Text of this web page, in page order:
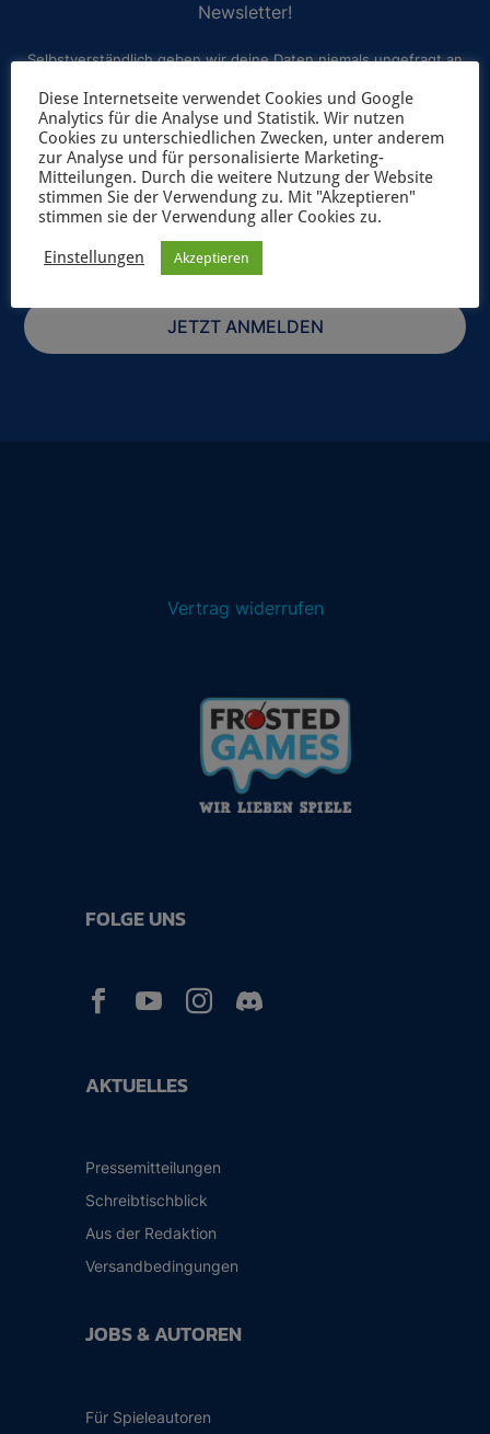
Newsletter!
Selbstverständlich geben wir deine Daten niemals ungefragt an
Dritte weiter. Weitere Informationen zum Newsletterversand
findest du in unsererDatenschutzerklärung.
JETZT ANMELDEN
Vertrag widerrufen
AKTUELLES
Pressemitteilungen
Schreibtischblick
Aus der Redaktion
Versandbedingungen
JOBS & AUTOREN
Für Spieleautoren
FOLGE UNS
  
Diese Internetseite verwendet Cookies und Google
Analytics für die Analyse und Statistik. Wir nutzen
Cookies zu unterschiedlichen Zwecken, unter anderem
zur Analyse und für personalisierte Marketing-
Mitteilungen. Durch die weitere Nutzung der Website
stimmen Sie der Verwendung zu. Mit "Akzeptieren"
stimmen sie der Verwendung aller Cookies zu.
Einstellungen Akzeptieren